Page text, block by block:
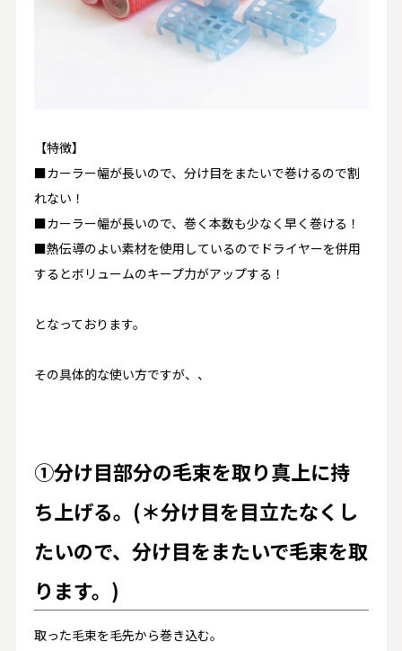
【特徴】
■カーラー幅が長いので、分け目をまたいで巻けるので割
れない！
■カーラー幅が長いので、巻く本数も少なく早く巻ける！
■熱伝導のよい素材を使用しているのでドライヤーを併用
するとボリュームのキープ力がアップする！
となっております。
その具体的な使い方ですが、、
①分け目部分の毛束を取り真上に持
ち上げる。(＊分け目を目立たなくし
たいので、分け目をまたいで毛束を取
ります。)
取った毛束を毛先から巻き込む。